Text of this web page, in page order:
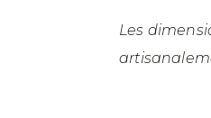
Les